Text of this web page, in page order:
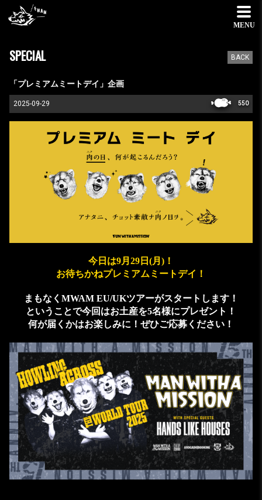
MENU
SPECIAL BACK
「プレミアムミートデイ」企画
2025-09-29 550
今日は9月29日(月)！
お待ちかねプレミアムミートデイ！
まもなくMWAM EU/UKツアーがスタートします！
ということで今回はお土産を5名様にプレゼント！
何が届くかはお楽しみに！ぜひご応募ください！